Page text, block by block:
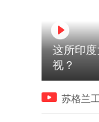
竖琴海豹深情告白
沉，却步难行
这所印
视？
苏格兰